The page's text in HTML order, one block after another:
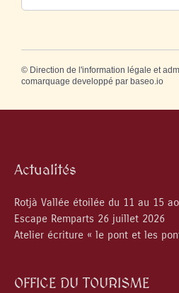
© Direction de l'information légale et
comarquage developpé par baseo.io
Actualités
Rotjà Vallée étoilée du 11 au 15
Escape Remparts 26 juillet 2026
Atelier écriture « le pont et les
OFFICE DU TOURISME